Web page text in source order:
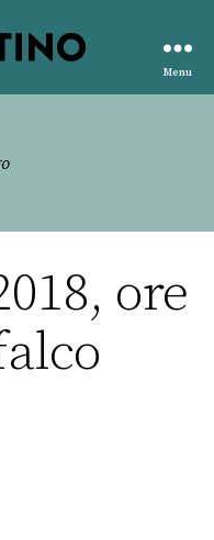
Menu
ore